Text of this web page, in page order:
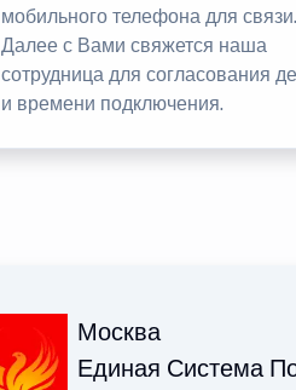
мобильного телефона для связи.
Далее с Вами свяжется наша
сотрудница для согласования
и времени подключения.
Москва
Единая Система